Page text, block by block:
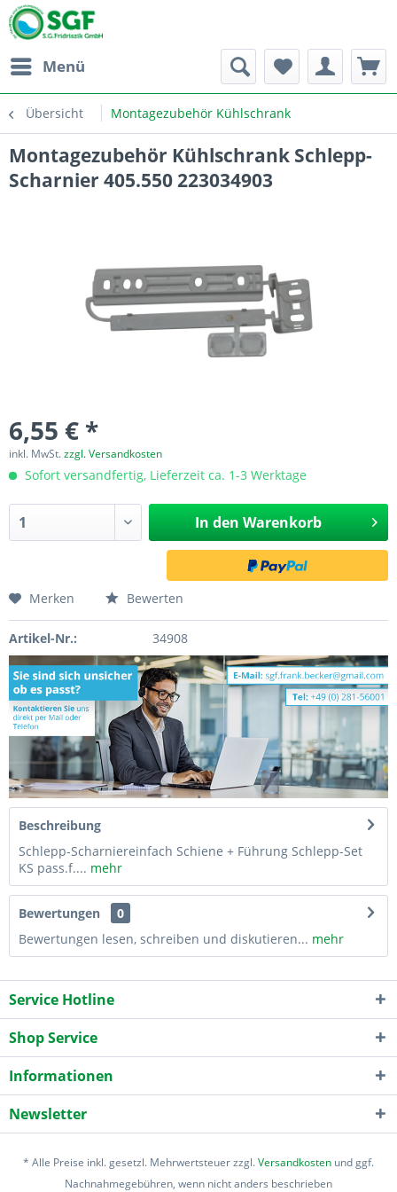
Menü
Übersicht Montagezubehör Kühlschrank
Montagezubehör Kühlschrank Schlepp-
Scharnier 405.550 223034903
6,55 € *
inkl. MwSt.zzgl. Versandkosten
Sofort versandfertig, Lieferzeit ca. 1-3 Werktage
In den Warenkorb
Merken Bewerten
Artikel-Nr.: 34908
Beschreibung
Schlepp-Scharniereinfach Schiene + Führung Schlepp-Set
KS pass.f.... mehr
Bewertungen
0
Bewertungen lesen, schreiben und diskutieren... mehr
Service Hotline
Shop Service
Informationen
Newsletter
* Alle Preise inkl. gesetzl. Mehrwertsteuer zzgl.Versandkosten und ggf.
Nachnahmegebühren, wenn nicht anders beschrieben